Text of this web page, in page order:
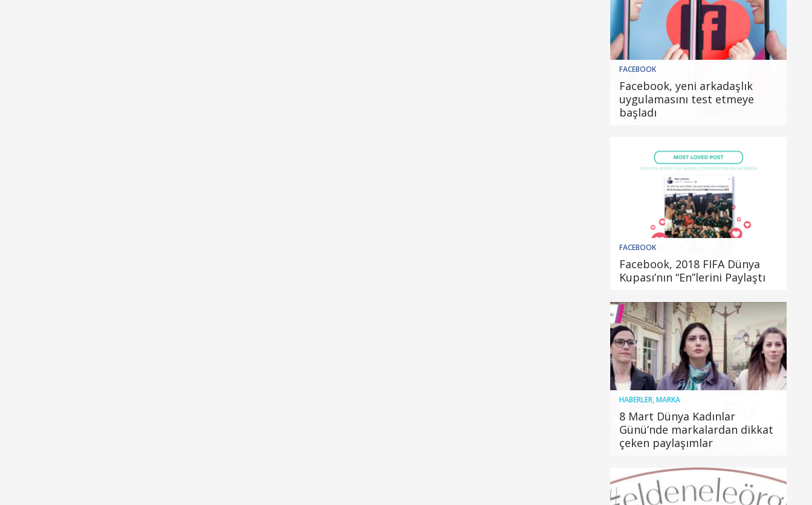
FACEBOOK
Facebook, yeni arkadaşlık
uygulamasını test etmeye
başladı
FACEBOOK
Facebook, 2018 FIFA Dünya
Kupası’nın “En”lerini Paylaştı
HABERLER,MARKA
8 Mart Dünya Kadınlar
Günü’nde markalardan dikkat
çeken paylaşımlar